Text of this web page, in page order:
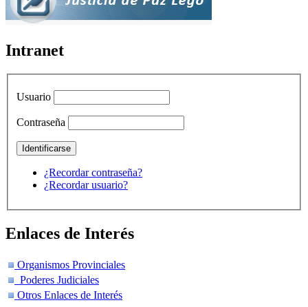
Intranet
Usuario
Contraseña
¿Recordar contraseña?
¿Recordar usuario?
Enlaces de Interés
Organismos Provinciales
Poderes Judiciales
Otros Enlaces de Interés